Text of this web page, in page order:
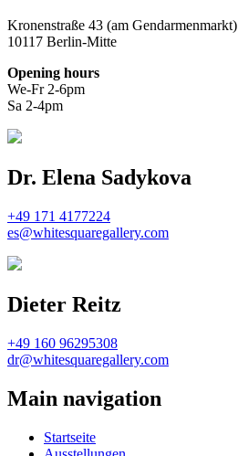
Kronenstraße 43 (am Gendarmenmarkt)
10117 Berlin-Mitte
Opening hours
We-Fr 2-6pm
Sa 2-4pm
Dr. Elena Sadykova
+49 171 4177224
es@whitesquaregallery.com
Dieter Reitz
+49 160 96295308
dr@whitesquaregallery.com
Main navigation
Startseite